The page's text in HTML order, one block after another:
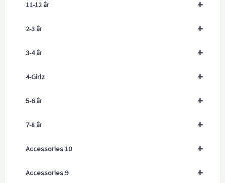
+
11-12 år
+
2-3 år
+
3-4 år
+
4-Girlz
+
5-6 år
+
7-8 år
+
Accessories 10
+
Accessories 9